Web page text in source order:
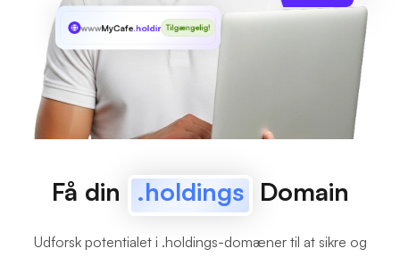
wwwMyCafe.holdingsTilgængelig!
Få din .holdings Domain
Udforsk potentialet i .holdings-domæner til at sikre og